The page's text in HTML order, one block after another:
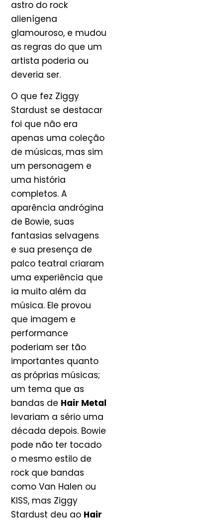
astro do rock
alienígena
glamouroso, e mudou
as regras do que um
artista poderia ou
deveria ser.
O que fez Ziggy
Stardust se destacar
foi que não era
apenas uma coleção
de músicas, mas sim
um personagem e
uma história
completos. A
aparência andrógina
de Bowie, suas
fantasias selvagens
e sua presença de
palco teatral criaram
uma experiência que
ia muito além da
música. Ele provou
que imagem e
performance
poderiam ser tão
importantes quanto
as próprias músicas;
um tema que as
bandas de Hair Metal
levariam a sério uma
década depois. Bowie
pode não ter tocado
o mesmo estilo de
rock que bandas
como Van Halen ou
KISS, mas Ziggy
Stardust deu ao Hair